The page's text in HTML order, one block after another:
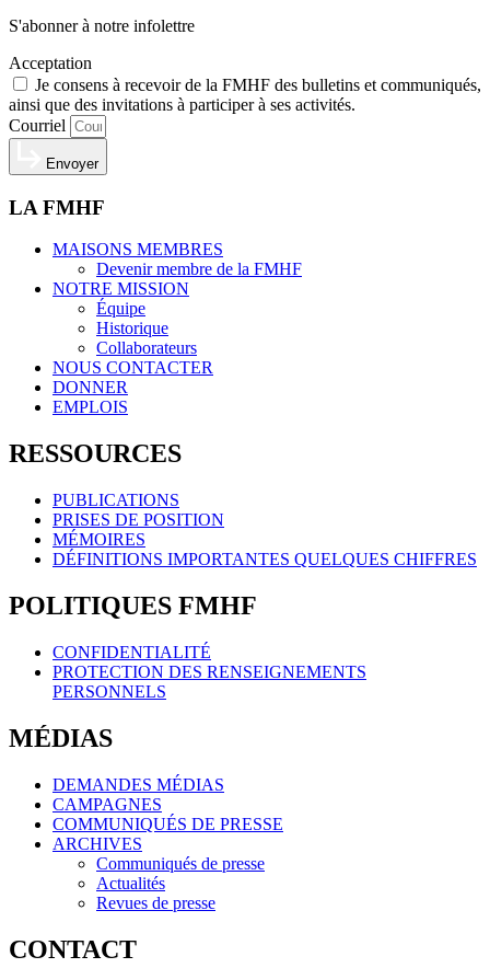
S'abonner à notre infolettre
Acceptation
Je consens à recevoir de la FMHF des bulletins et communiqués,
ainsi que des invitations à participer à ses activités.
Courriel
Envoyer
LA FMHF
MAISONS MEMBRES
Devenir membre de la FMHF
NOTRE MISSION
Équipe
Historique
Collaborateurs
NOUS CONTACTER
DONNER
EMPLOIS
RESSOURCES
PUBLICATIONS
PRISES DE POSITION
MÉMOIRES
DÉFINITIONS IMPORTANTES QUELQUES CHIFFRES
POLITIQUES FMHF
CONFIDENTIALITÉ
PROTECTION DES RENSEIGNEMENTS
PERSONNELS
MÉDIAS
DEMANDES MÉDIAS
CAMPAGNES
COMMUNIQUÉS DE PRESSE
ARCHIVES
Communiqués de presse
Actualités
Revues de presse
CONTACT